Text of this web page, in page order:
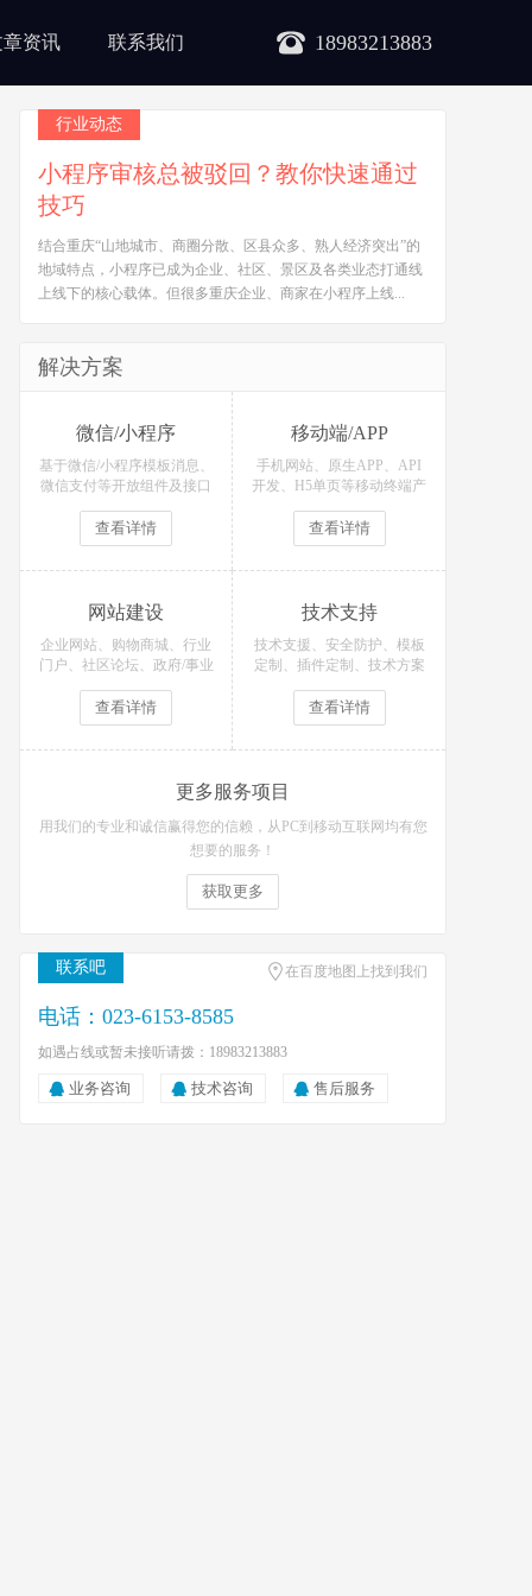
18983213883
章资讯 联系我们
行业动态
小程序审核总被驳回？教你快速通过
技巧
结合重庆“山地城市、商圈分散、区县众多、熟人经济突出”的
地域特点，小程序已成为企业、社区、景区及各类业态打通线
上线下的核心载体。但很多重庆企业、商家在小程序上线...
解决方案
微信/小程序
基于微信/小程序模板消息、
微信支付等开放组件及接口
查看详情
移动端/APP
手机网站、原生APP、API
开发、H5单页等移动终端产
查看详情
网站建设
企业网站、购物商城、行业
门户、社区论坛、政府/事业
查看详情
技术支持
技术支援、安全防护、模板
定制、插件定制、技术方案
查看详情
更多服务项目
用我们的专业和诚信赢得您的信赖，从PC到移动互联网均有您
想要的服务！
获取更多
联系吧 在百度地图上找到我们
电话：023-6153-8585
如遇占线或暂未接听请拨：18983213883
业务咨询 技术咨询 售后服务